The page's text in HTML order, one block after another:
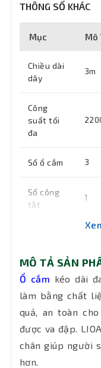
THÔNG SỐ KHÁC
Mục Mô
Chiều dài
dây
3m
Công
suất tối
đa
Số ổ cắm 3
Số công
tắt
1
Bảo hành 12
MÔ TẢ SẢN
Ổ cắm kéo dài
làm bằng chất
quả, an toàn
được va đập.
chân giúp người
hơn.